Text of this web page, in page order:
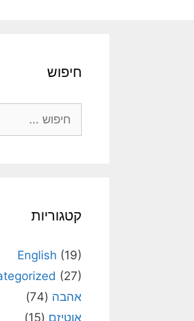
חיפוש
קטגוריות
English (19)
(27)
אהבה (74)
אוטיזם (15)